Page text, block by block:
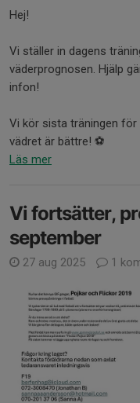
Hej!
Vi ställer in dagens
väderprognosen. Hjälp
infon!
Vi kör sista träningen
vädret är bättre! ⚽
Läs mer
Vi fortsätter,
september
27 aug 2025 1